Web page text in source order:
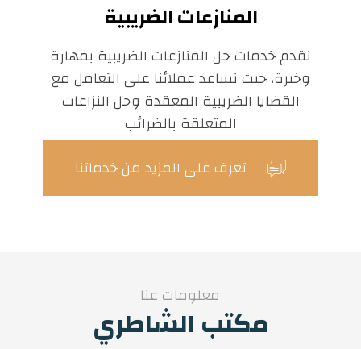
المنازعات الضريبية
نقدم خدمات حل المنازعات الضريبية بمهارة
وخبرة، حيث نساعد عملائنا على التعامل مع
القضايا الضريبية المعقدة وحل النزاعات
المتعلقة بالضرائب
تعرف على المزيد من خدماتنا
معلومات عنا
مكتب الشاطري